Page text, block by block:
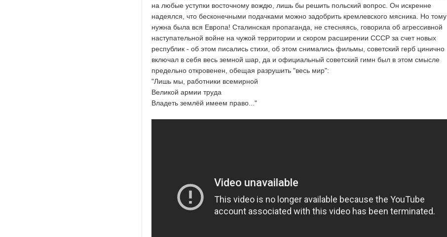
на любые уступки восточному вождю, лишь бы решить польский вопрос. Он искренне
надеялся, что бесконечными подачками можно задобрить кремлевского мясника. Но тому
нужна была вся Европа! Сталинская пропаганда, не стесняясь, говорила об агрессивной
наступательной войне на чужой территории и скором расширении СССР за счет новых
республик - об этом писались стихи, об этом снимались фильмы, советский герб цинично
включал в себя весь земной шар, да и официальный советский гимн был в этом смысле
предельно откровенен, обещая разрушить "весь мир":
"Лишь мы, работники всемирной
Великой армии труда
Владеть землёй имеем право..."